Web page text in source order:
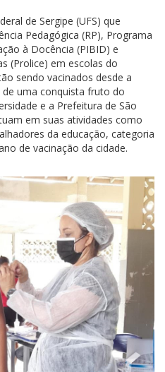
de Sergipe (UFS) que
Pedagógica (RP), Programa
à Docência (PIBID) e
(Prolice) em escolas do
sendo vacinados desde a
uma conquista fruto do
e a Prefeitura de São
em suas atividades como
da educação, categoria
de vacinação da cidade.